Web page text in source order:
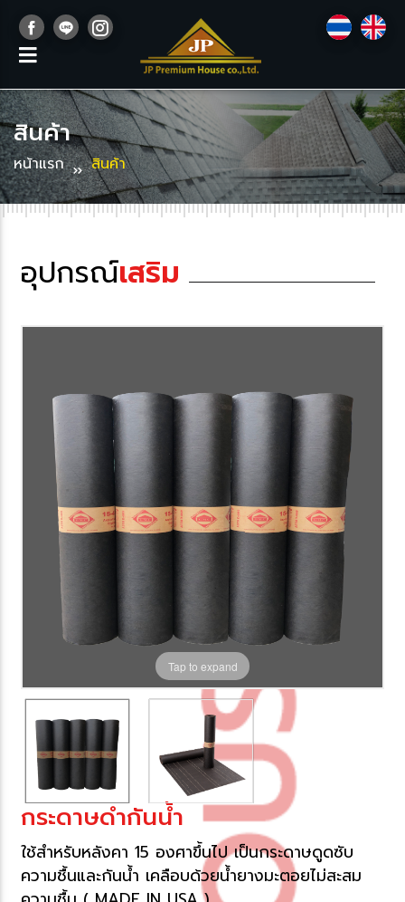
สินค้า
หน้าแรก สินค้า
อุปกรณ์เสริม
Tap to expand
กระดาษดำกันน้ำ​
ช้สำหรับหลังคา 15 องศาขึ้นไป เป็นกระดาษดูดซับ
ความชื้นและกันน้ำ เคลือบด้วยน้ำยางมะตอยไม่สะสม